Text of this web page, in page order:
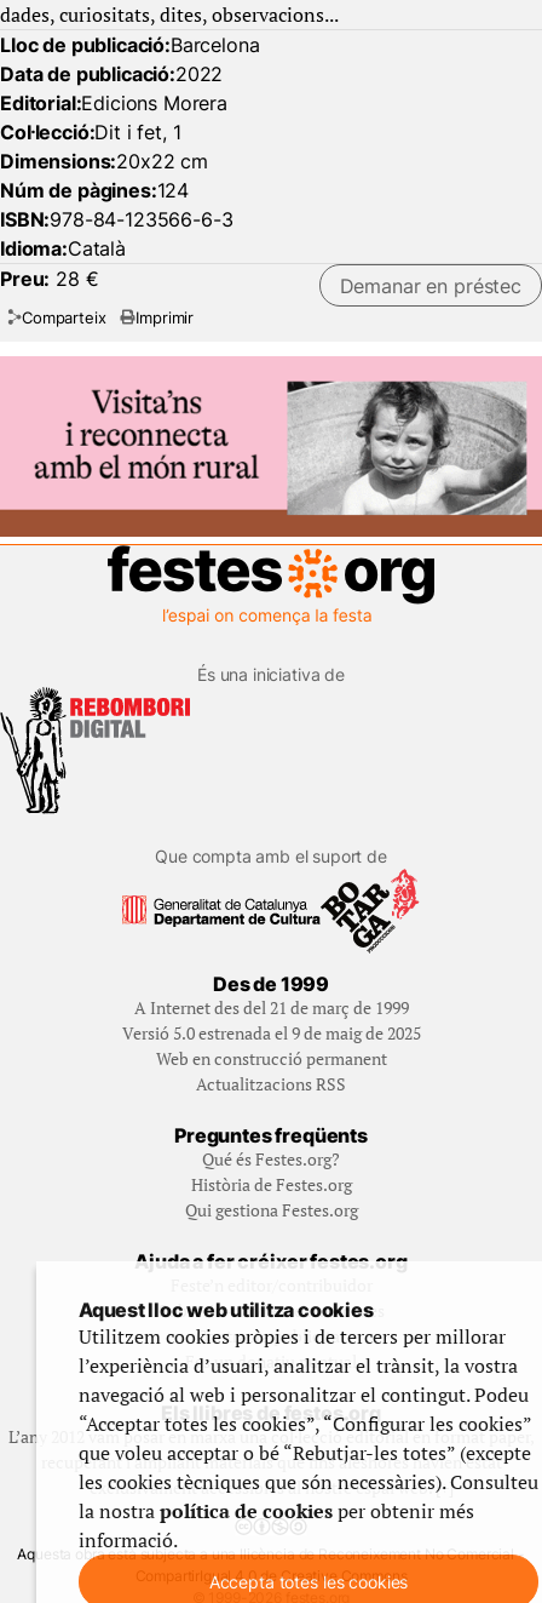
dades, curiositats, dites, observacions...
Lloc de publicació:Barcelona
Data de publicació:2022
Editorial:Edicions Morera
Col·lecció:Dit i fet, 1
Dimensions:20x22 cm
Núm de pàgines:124
ISBN:978-84-123566-6-3
Idioma:Català
Preu: 28 € Demanar en préstec
Comparteix Imprimir
És una iniciativa de
Que compta amb el suport de
Des de 1999
A Internet des del 21 de març de 1999
Versió 5.0 estrenada el 9 de maig de 2025
Web en construcció permanent
Actualitzacions RSS
Preguntes freqüents
Qué és Festes.org?
Història de Festes.org
Qui gestiona Festes.org
Ajuda a fer créixer festes.org
Subscriu-t’hi/Feste’n mecenes
Contracta publicitat
Fes un donatiu puntual
Els llibres de festes.org
L’any 2012 vam posar en marxa una col·lecció editorial en format paper,
recuperant i ampliant materials que fins aleshores havien estat
exclusivament accessibles al nostre espai web. [+]
Aquesta obra està subjecta a una llicència de Reconeixement No Comercial -
CompartirIgual 4.0 de Creative Commons
© 1999-2026 festes.org
Aquest lloc web utilitza cookies
Utilitzem cookies pròpies i de tercers per millorar
l’experiència d’usuari, analitzar el trànsit, la vostra
navegació al web i personalitzar el contingut. Podeu
“Acceptar totes les cookies”, “Configurar les cookies”
que voleu acceptar o bé “Rebutjar-les totes” (excepte
les cookies tècniques que són necessàries). Consulteu
la nostrapolítica de cookiesper obtenir més
informació.
Accepta totes les cookies